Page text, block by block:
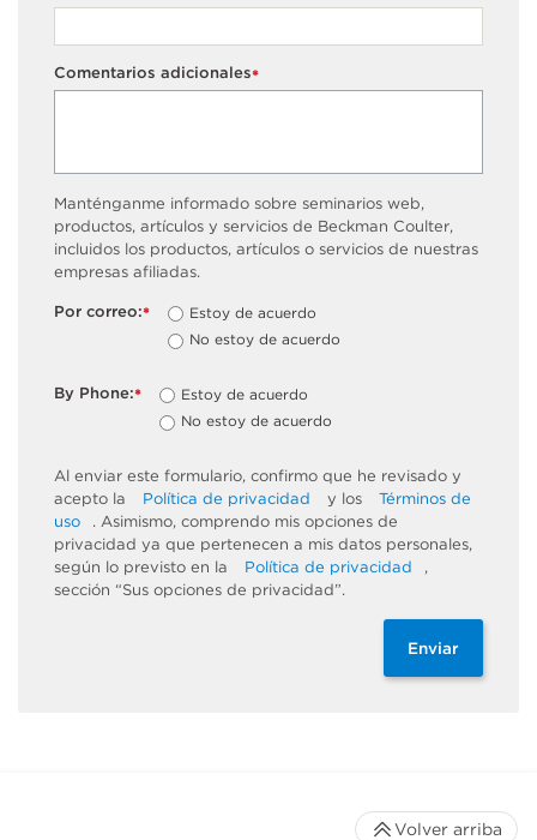
*
Comentarios adicionales
Manténganme informado sobre seminarios web,
productos, artículos y servicios de Beckman Coulter,
incluidos los productos, artículos o servicios de nuestras
empresas afiliadas.
*
Por correo:
Estoy de acuerdo
No estoy de acuerdo
*
By Phone:
Estoy de acuerdo
No estoy de acuerdo
Al enviar este formulario, confirmo que he revisado y
acepto la
Política de privacidad y los
Términos de
uso
. Asimismo, comprendo mis opciones de
privacidad ya que pertenecen a mis datos personales,
según lo previsto en la
Política de privacidad
,
sección “Sus opciones de privacidad”.
Enviar
Volver arriba